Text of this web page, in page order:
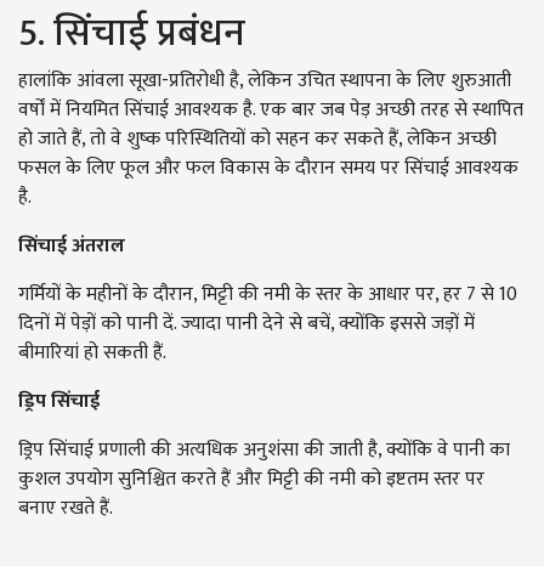
5. सिंचाई प्रबंधन
हालांकि आंवला सूखा-प्रतिरोधी है, लेकिन उचित स्थापना के लिए शुरुआती
वर्षों में नियमित सिंचाई आवश्यक है. एक बार जब पेड़ अच्छी तरह से स्थापित
हो जाते हैं, तो वे शुष्क परिस्थितियों को सहन कर सकते हैं, लेकिन अच्छी
फसल के लिए फूल और फल विकास के दौरान समय पर सिंचाई आवश्यक
है.
सिंचाई अंतराल
गर्मियों के महीनों के दौरान, मिट्टी की नमी के स्तर के आधार पर, हर 7 से 10
दिनों में पेड़ों को पानी दें. ज्यादा पानी देने से बचें, क्योंकि इससे जड़ों में
बीमारियां हो सकती हैं.
ड्रिप सिंचाई
ड्रिप सिंचाई प्रणाली की अत्यधिक अनुशंसा की जाती है, क्योंकि वे पानी का
कुशल उपयोग सुनिश्चित करते हैं और मिट्टी की नमी को इष्टतम स्तर पर
बनाए रखते हैं.